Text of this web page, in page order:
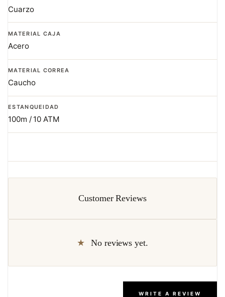
Cuarzo
MATERIAL CAJA
Acero
MATERIAL CORREA
Caucho
ESTANQUEIDAD
100m / 10 ATM
Customer Reviews
No reviews yet.
WRITE A REVIEW